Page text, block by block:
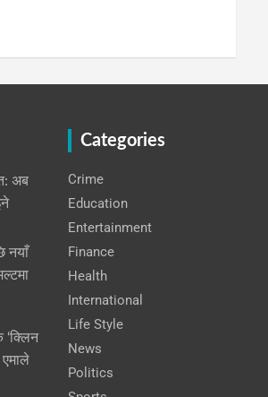
अब
नयाँ
‘क्लिन
Categories
Crime
Education
Entertainment
Finance
Health
International
Life Style
News
Politics